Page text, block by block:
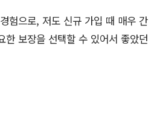
험으로, 저도 신규 가입 때 매우 간
보장을 선택할 수 있어서 좋았던